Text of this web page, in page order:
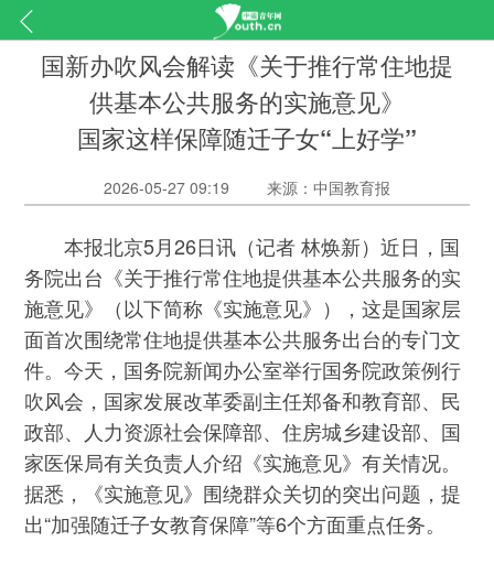
国新办吹风会解读《关于推行常住地提
供基本公共服务的实施意见》
国家这样保障随迁子女“上好学”
2026-05-27 09:19 来源：中国教育报
本报北京5月26日讯（记者 林焕新）近日，国
务院出台《关于推行常住地提供基本公共服务的实
施意见》（以下简称《实施意见》），这是国家层
面首次围绕常住地提供基本公共服务出台的专门文
件。今天，国务院新闻办公室举行国务院政策例行
吹风会，国家发展改革委副主任郑备和教育部、民
政部、人力资源社会保障部、住房城乡建设部、国
家医保局有关负责人介绍《实施意见》有关情况。
据悉，《实施意见》围绕群众关切的突出问题，提
出“加强随迁子女教育保障”等6个方面重点任务。